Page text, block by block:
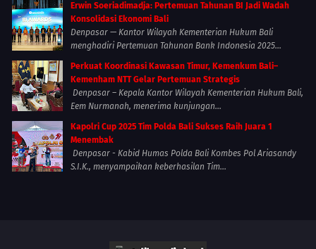
Erwin Soeriadimadja: Pertemuan Tahunan BI Jadi Wadah
Konsolidasi Ekonomi Bali
Denpasar — Kantor Wilayah Kementerian Hukum Bali
menghadiri Pertemuan Tahunan Bank Indonesia 2025...
Perkuat Koordinasi Kawasan Timur, Kemenkum Bali–
Kemenham NTT Gelar Pertemuan Strategis
Denpasar – Kepala Kantor Wilayah Kementerian Hukum Bali,
Eem Nurmanah, menerima kunjungan...
Kapolri Cup 2025 Tim Polda Bali Sukses Raih Juara 1
Menembak
Denpasar - Kabid Humas Polda Bali Kombes Pol Ariasandy
S.I.K., menyampaikan keberhasilan Tim...